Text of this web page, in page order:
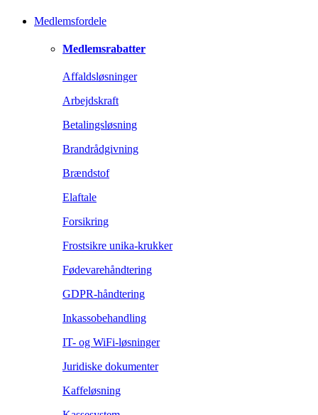
Medlemsfordele
Medlemsrabatter
Affaldsløsninger
Arbejdskraft
Betalingsløsning
Brandrådgivning
Brændstof
Elaftale
Forsikring
Frostsikre unika-krukker
Fødevarehåndtering
GDPR-håndtering
Inkassobehandling
IT- og WiFi-løsninger
Juridiske dokumenter
Kaffeløsning